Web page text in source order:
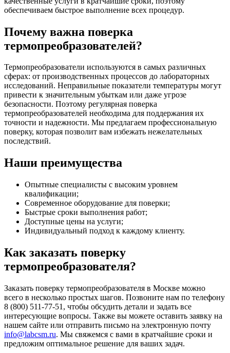
обеспечиваем быстрое выполнение всех процедур.
Почему важна поверка
термопреобразователей?
Термопреобразователи используются в самых различных
сферах: от производственных процессов до лабораторных
исследований. Неправильные показатели температуры могут
привести к значительным убыткам или даже угрозе
безопасности. Поэтому регулярная поверка
термопреобразователей необходима для поддержания их
точности и надежности. Мы предлагаем профессиональную
поверку, которая позволит вам избежать нежелательных
последствий.
Наши преимущества
Опытные специалисты с высоким уровнем
квалификации;
Современное оборудование для поверки;
Быстрые сроки выполнения работ;
Доступные цены на услуги;
Индивидуальный подход к каждому клиенту.
Как заказать поверку
термопреобразователя?
Заказать поверку термопреобразователя в Москве можно
всего в несколько простых шагов. Позвоните нам по телефону
8 (800) 511-77-51, чтобы обсудить детали и задать все
интересующие вопросы. Также вы можете оставить заявку на
нашем сайте или отправить письмо на электронную почту
info@labcsm.ru. Мы свяжемся с вами в кратчайшие сроки и
предложим оптимальное решение для ваших задач.